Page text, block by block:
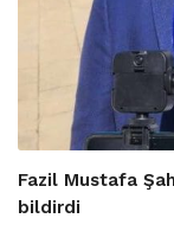
Fazil Mustafa
bildirdi